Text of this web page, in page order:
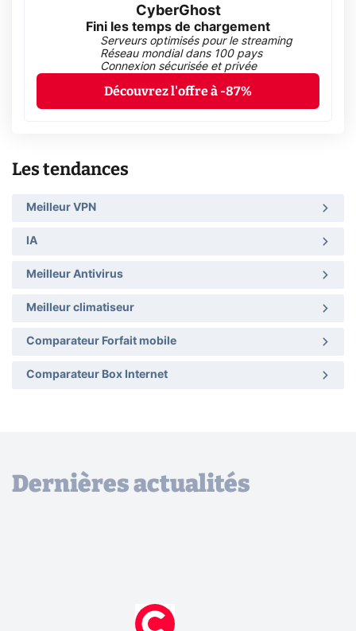
CyberGhost
Fini les temps de chargement
Serveurs optimisés pour le streaming
Réseau mondial dans 100 pays
Connexion sécurisée et privée
Découvrez l'offre à -87%
Les tendances
Meilleur VPN
IA
Meilleur Antivirus
Meilleur climatiseur
Comparateur Forfait mobile
Comparateur Box Internet
Dernières actualités